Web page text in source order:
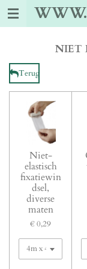
Ga
NIET
Terug
Niet-
elastisch
fixatiewin
dsel,
diverse
maten
€ 0,29